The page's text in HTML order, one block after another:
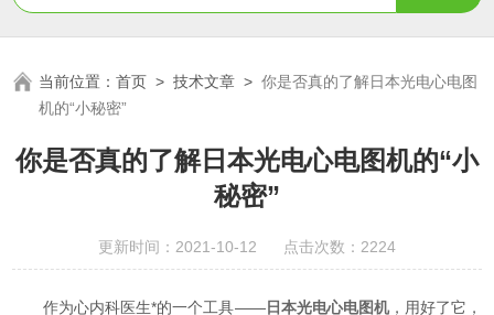
当前位置：首页 >技术文章 >你是否真的了解日本光电心电图
机的“小秘密”
你是否真的了解日本光电心电图机的“小
秘密”
更新时间：2021-10-12 点击次数：2224
作为心内科医生*的一个工具——日本光电心电图机，用好了它，